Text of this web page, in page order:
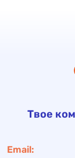
Твое
Email: